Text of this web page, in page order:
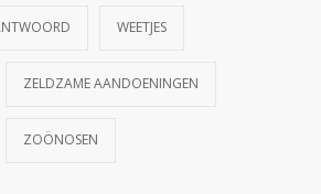
WEETJES
ZELDZAME AANDOENINGEN
ZOÖNOSEN